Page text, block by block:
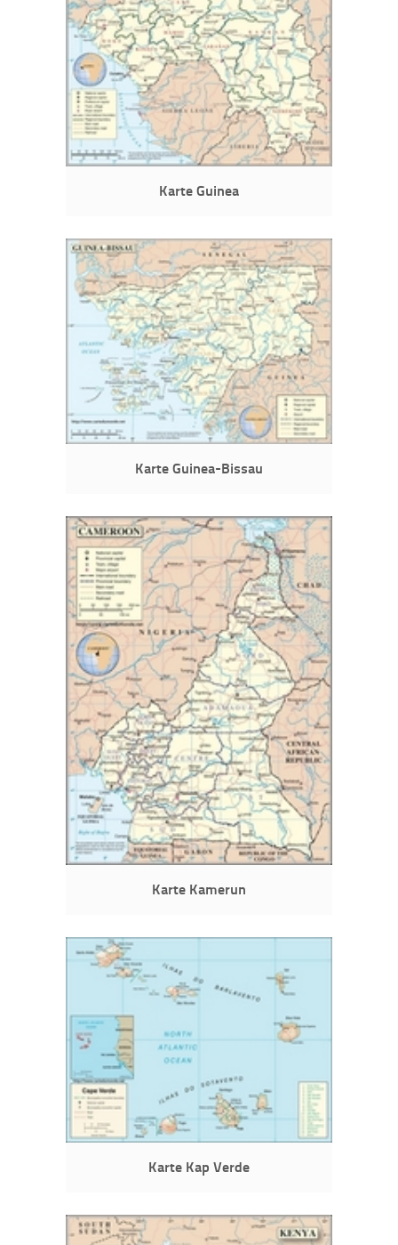
Karte Guinea
Karte Guinea-Bissau
Karte Kamerun
Karte Kap Verde